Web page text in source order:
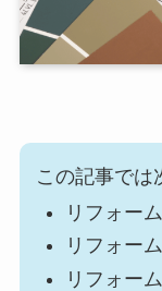
この記事では
リフォー
リフォー
リフォー